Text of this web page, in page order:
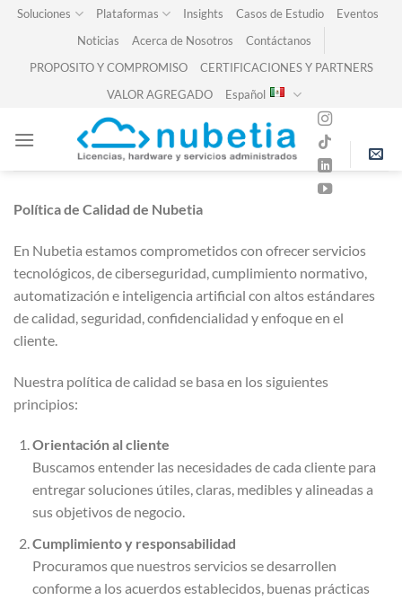
SkipSoluciones Plataformas Insights Casos de Estudio
Eventos
Noticias
Acerca de Nosotros
Contáctanos
PROPOSITO Y COMPROMISO
CERTIFICACIONES Y PARTNERS
VALOR AGREGADO
Español
Política de Calidad de Nubetia
En Nubetia estamos comprometidos con ofrecer servicios
tecnológicos, de ciberseguridad, cumplimiento normativo,
automatización e inteligencia artificial con altos estándares
de calidad, seguridad, confidencialidad y enfoque en el
cliente.
Nuestra política de calidad se basa en los siguientes
principios:
Orientación al cliente
Buscamos entender las necesidades de cada cliente para
entregar soluciones útiles, claras, medibles y alineadas a
sus objetivos de negocio.
Cumplimiento y responsabilidad
Procuramos que nuestros servicios se desarrollen
conforme a los acuerdos establecidos, buenas prácticas